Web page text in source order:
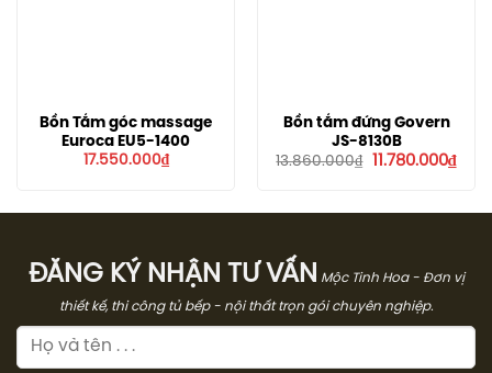
Bồn Tắm góc massage
Euroca EU5-1400
17.550.000₫
Bồn tắm đứng Govern
JS-8130B
13.860.000₫
Giá
11.780.000₫Giá
ĐĂNG KÝ NHẬN TƯ VẤN Mộc Tinh Hoa - Đơn vị
thiết kế, thi công tủ bếp - nội thất trọn gói chuyên nghiệp.